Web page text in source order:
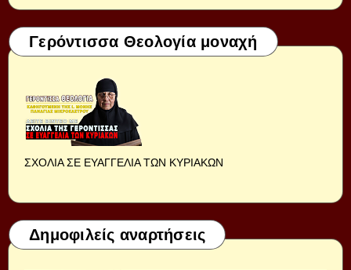
Γερόντισσα Θεολογία μοναχή
ΣΧΟΛΙΑ ΣΕ ΕΥΑΓΓΕΛΙΑ ΤΩΝ ΚΥΡΙΑΚΩΝ
Δημοφιλείς αναρτήσεις